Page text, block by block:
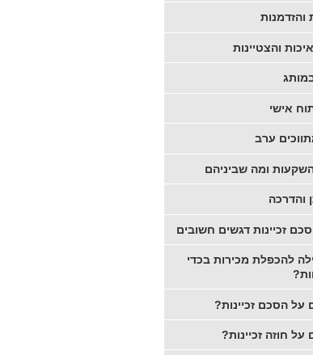
והזדמנות
והצטיינות
אישי
ערב
השקעות ומה שביניהם
והדרכה
זכיינות דגשים חשובים
להכפלת מכירות בכדי
הסכם זכיינות?
חוזה זכיינות?